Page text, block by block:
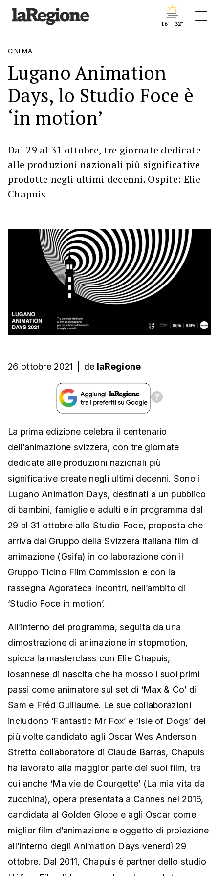
16° - 32°
CINEMA
Lugano Animation
Days, lo Studio Foce è
‘in motion’
Dal 29 al 31 ottobre, tre giornate dedicate
alle produzioni nazionali più significative
prodotte negli ultimi decenni. Ospite: Elie
Chapuis
26 ottobre 2021 de laRegione
La prima edizione celebra il centenario
dell’animazione svizzera, con tre giornate
dedicate alle produzioni nazionali più
significative create negli ultimi decenni. Sono i
Lugano Animation Days, destinati a un pubblico
di bambini, famiglie e adulti e in programma dal
29 al 31 ottobre allo Studio Foce, proposta che
arriva dal Gruppo della Svizzera italiana film di
animazione (Gsifa) in collaborazione con il
Gruppo Ticino Film Commission e con la
rassegna Agorateca Incontri, nell’ambito di
‘Studio Foce in motion’.
All’interno del programma, seguita da una
dimostrazione di animazione in stopmotion,
spicca la masterclass con Elie Chapuis,
losannese di nascita che ha mosso i suoi primi
passi come animatore sul set di ‘Max & Co’ di
Sam e Fréd Guillaume. Le sue collaborazioni
includono ‘Fantastic Mr Fox’ e ‘Isle of Dogs’ del
più volte candidato agli Oscar Wes Anderson.
Stretto collaboratore di Claude Barras, Chapuis
ha lavorato alla maggior parte dei suoi film, tra
cui anche ‘Ma vie de Courgette’ (La mia vita da
zucchina), opera presentata a Cannes nel 2016,
candidata al Golden Globe e agli Oscar come
miglior film d’animazione e oggetto di proiezione
all’interno degli Animation Days venerdì 29
ottobre. Dal 2011, Chapuis è partner dello studio